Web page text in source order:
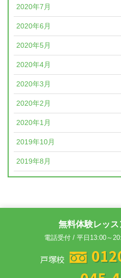
2020年7月
2020年6月
2020年5月
2020年4月
2020年3月
2020年2月
2020年1月
2019年10月
2019年8月
無料体験レッ
電話受付 / 平日13:00～
戸塚校